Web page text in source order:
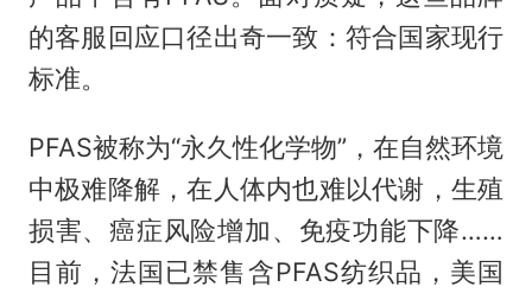
的客服回应口径出奇一致：符合国家现行
标准。
PFAS被称为“永久性化学物”，在自然环境
中极难降解，在人体内也难以代谢，生殖
损害、癌症风险增加、免疫功能下降……
目前，法国已禁售含PFAS纺织品，美国